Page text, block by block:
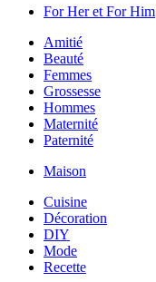
For Her et For Him
Amitié
Beauté
Femmes
Grossesse
Hommes
Maternité
Paternité
Maison
Cuisine
Décoration
DIY
Mode
Recette